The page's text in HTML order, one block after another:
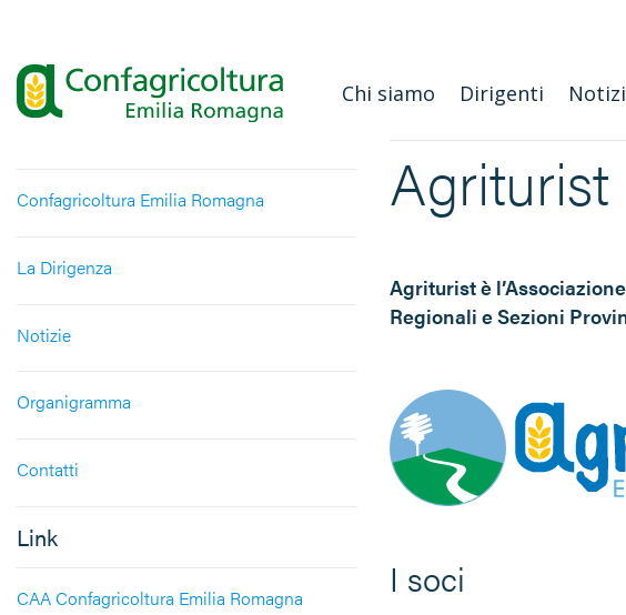
contenuti
Chi siamo Dirigenti
Confagricoltura Emilia Romagna
La Dirigenza
Notizie
Organigramma
Contatti
Link
CAA Confagricoltura Emilia Romagna
Agriturist
Agriturist è
Regionali e Sezioni
I soci